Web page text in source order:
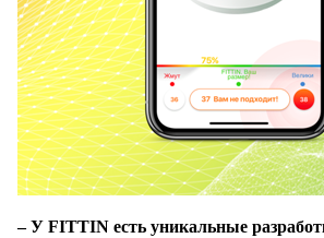
– У FITTIN есть уникальные